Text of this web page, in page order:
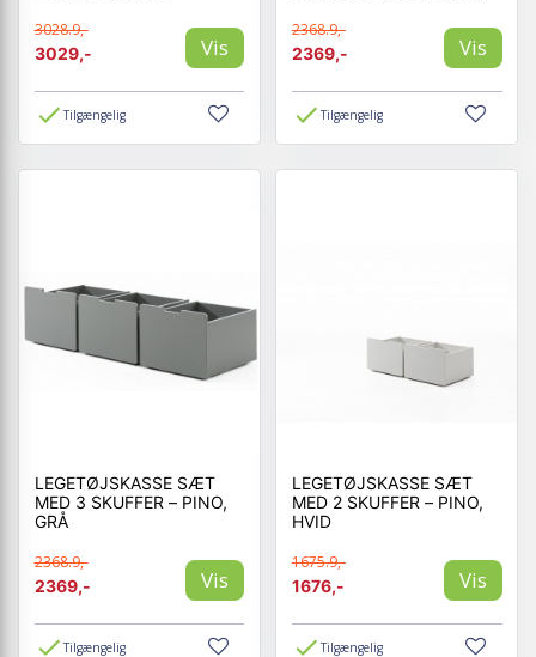
3028.9,-
3029,-
Vis
Tilgængelig
2368.9,-
2369,-
Vis
Tilgængelig
LEGETØJSKASSE SÆT
MED 3 SKUFFER – PINO,
GRÅ
2368.9,-
2369,-
Vis
Tilgængelig
LEGETØJSKASSE SÆT
MED 2 SKUFFER – PINO,
HVID
1675.9,-
1676,-
Vis
Tilgængelig